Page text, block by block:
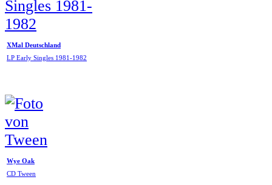
XMal Deutschland
LP Early Singles 1981-1982
Wye Oak
CD Tween